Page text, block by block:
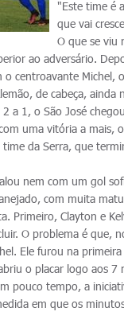
"Este time é
que vai
O que se viu
ao adversário.
centroavante
de cabeça,
a 1, o São José
uma vitória a mais,
da Serra, que
nem com um gol
com muita
Primeiro, Clayton e
O problema é que,
Ele furou na
o placar logo aos 7
pouco tempo, a
em que os